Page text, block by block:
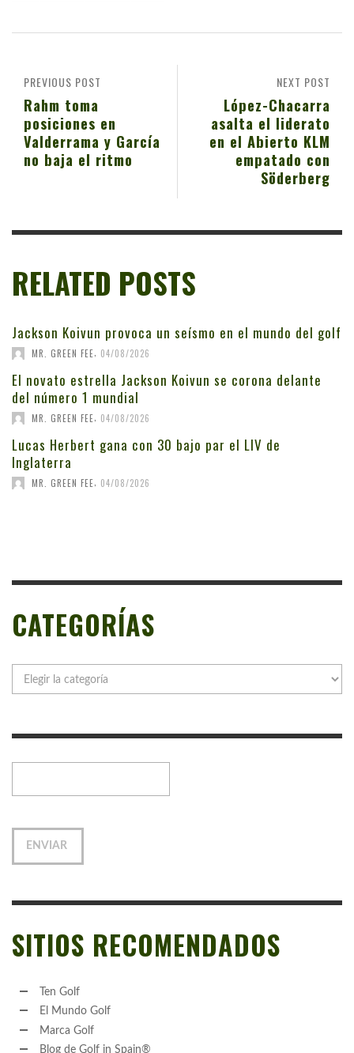
NEXT POST
López-Chacarra
asalta el liderato
en el Abierto KLM
empatado con
Söderberg
PREVIOUS POST
Rahm toma
posiciones en
Valderrama y García
no baja el ritmo
RELATED POSTS
Jackson Koivun provoca un seísmo en el mundo del golf
MR. GREEN FEE, 04/08/2026
El novato estrella Jackson Koivun se corona delante
del número 1 mundial
MR. GREEN FEE 04/08/2026
Lucas Herbert gana con 30 bajo par el LIV de
Inglaterra
MR. GREEN FEE 04/08/2026
CATEGORÍAS
SITIOS RECOMENDADOS
Ten Golf
El Mundo Golf
Marca Golf
Blog de Golf in Spain®